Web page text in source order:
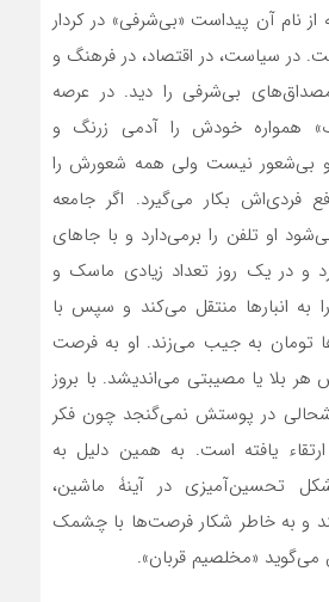
نام آن پیداست «بی‌شرفی» در کردار
در سیاست، در اقتصاد، در فرهنگ و
بی‌شرفی را دید. در عرصه
همواره خودش را آدمی زرنگ و
بی‌شعور نیست ولی همه شعورش را
فردی‌اش بکار می‌گیرد. اگر جامعه
او تلفن را برمی‌دارد و با جاهای
و در یک روز تعداد زیادی ماسک و
به انبارها منتقل می‌کند و سپس با
تومان به جیب می‌زند. او به فرصت
بلا یا مصیبتی می‌اندیشد. با بروز
در پوستش نمی‌گنجد چون فکر
یافته است. به همین دلیل به
تحسین‌آمیزی در آینۀ ماشین،
و به خاطر شکار فرصت‌ها با چشمک
«مخلصیم قربان».